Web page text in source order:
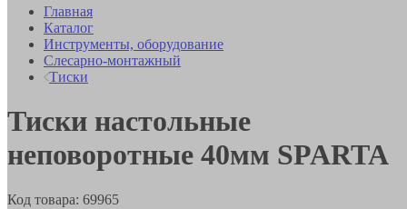
Главная
Каталог
Инструменты, оборудование
Слесарно-монтажный
Тиски
Тиски настольные
неповоротные 40мм SPARTA
Код товара: 69965